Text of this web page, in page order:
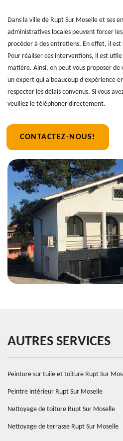
Dans la ville de Rupt Sur Moselle et ses
administratives locales peuvent forcer
procéder à des entretiens. En effet, il
Pour réaliser ces interventions, il est
matière. Ainsi, on peut vous proposer de
un expert qui a beaucoup d'expérience
respecter les délais convenus. Si vous
veuillez le téléphoner directement.
CONTACTEZ-NOUS!
AUTRES SERVICES
Peinture sur tuile et toiture Rupt Sur
Peintre intérieur Rupt Sur Moselle
Nettoyage de toiture Rupt Sur Moselle
Nettoyage de terrasse Rupt Sur Moselle